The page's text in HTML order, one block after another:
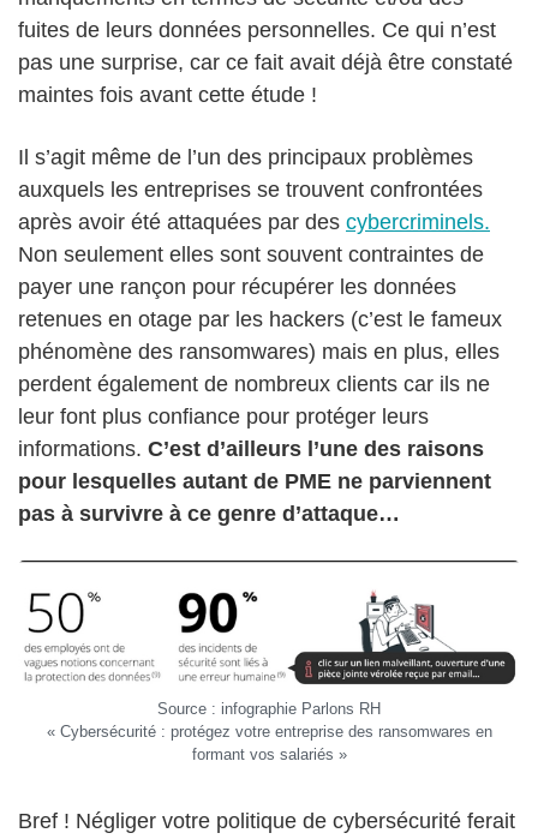
fuites de leurs données personnelles. Ce qui n’est
pas une surprise, car ce fait avait déjà être constaté
maintes fois avant cette étude !
Il s’agit même de l’un des principaux problèmes
auxquels les entreprises se trouvent confrontées
après avoir été attaquées par des cybercriminels.
Non seulement elles sont souvent contraintes de
payer une rançon pour récupérer les données
retenues en otage par les hackers (c’est le fameux
phénomène des ransomwares) mais en plus, elles
perdent également de nombreux clients car ils ne
leur font plus confiance pour protéger leurs
informations. C’est d’ailleurs l’une des raisons
pour lesquelles autant de PME ne parviennent
pas à survivre à ce genre d’attaque…
Source : infographie Parlons RH
« Cybersécurité : protégez votre entreprise des ransomwares en
formant vos salariés »
Bref ! Négliger votre politique de cybersécurité ferait